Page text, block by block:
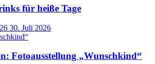
für heiße Tage
30. Juli 2026
Fotoausstellung „Wunschkind“